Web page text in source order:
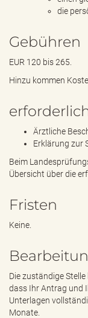
die
Gebühren
EUR 120 bis 265.
Hinzu kommen
Ärztliche
Erklärung zur
Beim
Übersicht über die
Fristen
Keine.
Die zuständige
dass Ihr Antrag und
Unterlagen
Monate.